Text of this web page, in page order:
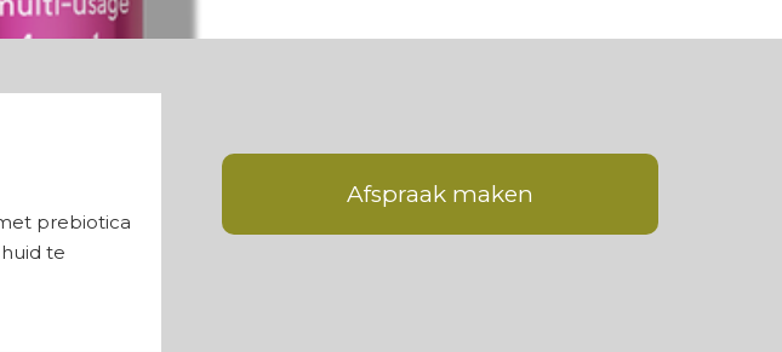
prebiotica
te
Afspraak maken